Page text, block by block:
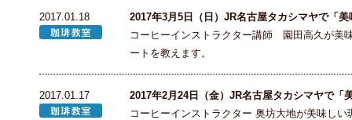
2017.01.18
2017年3月5日（日）JR名古屋タカシマヤで「
コーヒーインストラクター講師 園田高久が美
ートを教えます。
2017.01.17
2017年2月24日（金）JR名古屋タカシマヤで「
コーヒーインストラクター 奥坊大地が美味し